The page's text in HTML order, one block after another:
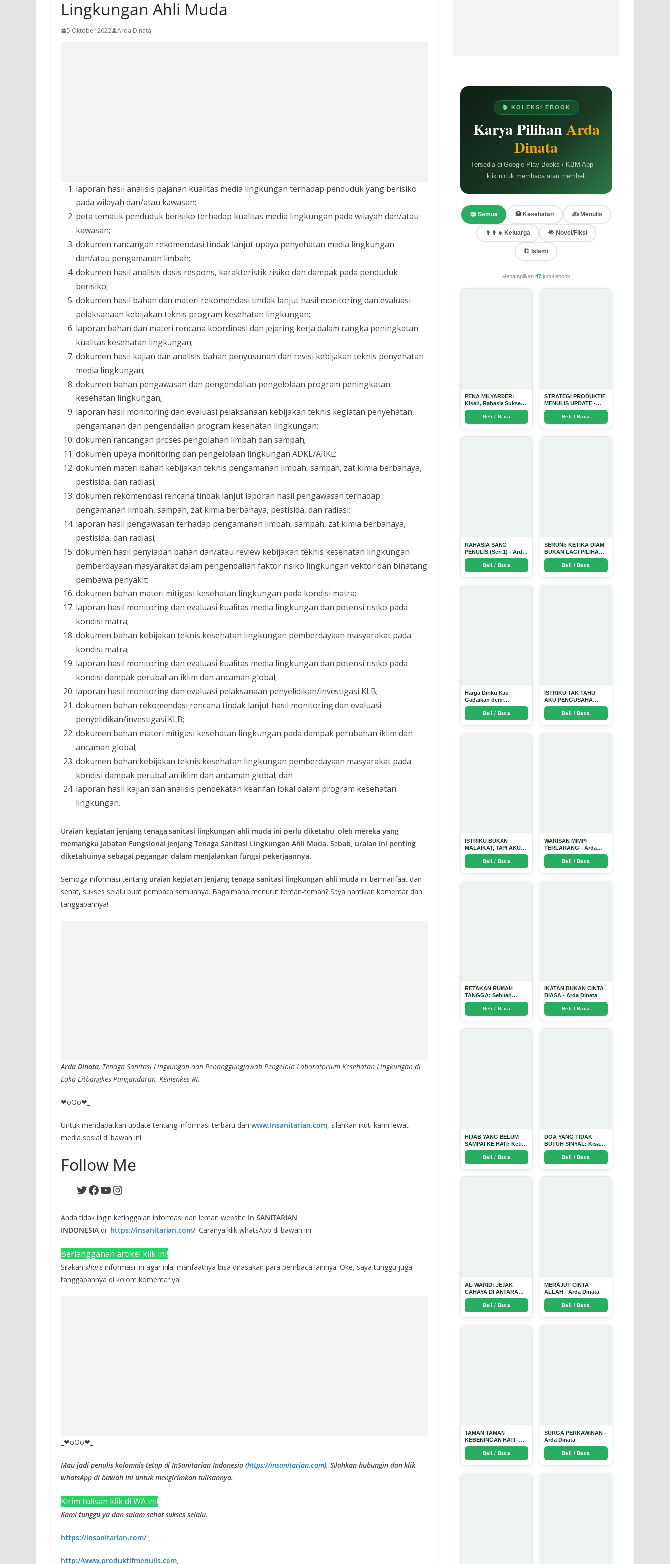
Lingkungan Ahli Muda
5 Oktober 2022 Arda Dinata
laporan hasil analisis pajanan kualitas media lingkungan terhadap penduduk yang berisiko
pada wilayah dan/atau kawasan;
peta tematik penduduk berisiko terhadap kualitas media lingkungan pada wilayah dan/atau
kawasan;
dokumen rancangan rekomendasi tindak lanjut upaya penyehatan media lingkungan
dan/atau pengamanan limbah;
dokumen hasil analisis dosis respons, karakteristik risiko dan dampak pada penduduk
berisiko;
dokumen hasil bahan dan materi rekomendasi tindak lanjut hasil monitoring dan evaluasi
pelaksanaan kebijakan teknis program kesehatan lingkungan;
laporan bahan dan materi rencana koordinasi dan jejaring kerja dalam rangka peningkatan
kualitas kesehatan lingkungan;
dokumen hasil kajian dan analisis bahan penyusunan dan revisi kebijakan teknis penyehatan
media lingkungan;
dokumen bahan pengawasan dan pengendalian pengelolaan program peningkatan
kesehatan lingkungan;
laporan hasil monitoring dan evaluasi pelaksanaan kebijakan teknis kegiatan penyehatan,
pengamanan dan pengendalian program kesehatan lingkungan;
dokumen rancangan proses pengolahan limbah dan sampah;
dokumen upaya monitoring dan pengelolaan lingkungan ADKL/ARKL;
dokumen materi bahan kebijakan teknis pengamanan limbah, sampah, zat kimia berbahaya,
pestisida, dan radiasi;
dokumen rekomendasi rencana tindak lanjut laporan hasil pengawasan terhadap
pengamanan limbah, sampah, zat kimia berbahaya, pestisida, dan radiasi;
laporan hasil pengawasan terhadap pengamanan limbah, sampah, zat kimia berbahaya,
pestisida, dan radiasi;
dokumen hasil penyiapan bahan dan/atau review kebijakan teknis kesehatan lingkungan
pemberdayaan masyarakat dalam pengendalian faktor risiko lingkungan vektor dan binatang
pembawa penyakit;
dokumen bahan materi mitigasi kesehatan lingkungan pada kondisi matra;
laporan hasil monitoring dan evaluasi kualitas media lingkungan dan potensi risiko pada
kondisi matra;
dokumen bahan kebijakan teknis kesehatan lingkungan pemberdayaan masyarakat pada
kondisi matra;
laporan hasil monitoring dan evaluasi kualitas media lingkungan dan potensi risiko pada
kondisi dampak perubahan iklim dan ancaman global;
laporan hasil monitoring dan evaluasi pelaksanaan penyelidikan/investigasi KLB;
dokumen bahan rekomendasi rencana tindak lanjut hasil monitoring dan evaluasi
penyelidikan/investigasi KLB;
dokumen bahan materi mitigasi kesehatan lingkungan pada dampak perubahan iklim dan
ancaman global;
dokumen bahan kebijakan teknis kesehatan lingkungan pemberdayaan masyarakat pada
kondisi dampak perubahan iklim dan ancaman global; dan
laporan hasil kajian dan analisis pendekatan kearifan lokal dalam program kesehatan
lingkungan.
Uraian kegiatan jenjang tenaga sanitasi lingkungan ahli muda ini perlu diketahui oleh mereka yang
memangku Jabatan Fungsional jenjang Tenaga Sanitasi Lingkungan Ahli Muda. Sebab, uraian ini penting
diketahuinya sebagai pegangan dalam menjalankan fungsi pekerjaannya.
Semoga informasi tentang uraian kegiatan jenjang tenaga sanitasi lingkungan ahli muda ini bermanfaat dan
sehat, sukses selalu buat pembaca semuanya. Bagaimana menurut teman-teman? Saya nantikan komentar dan
tanggapannya!
Arda Dinata, Tenaga Sanitasi Lingkungan dan Penanggungjawab Pengelola Laboratorium Kesehatan Lingkungan di
Loka Litbangkes Pangandaran, Kemenkes RI.
❤oOo❤_
Untuk mendapatkan update tentang informasi terbaru dari www.Insanitarian.com, silahkan ikuti kami lewat
media sosial di bawah ini:
Follow Me
Twitter
Facebook
YouTube
Instagram
Anda tidak ingin ketinggalan informasi dari leman website In SANITARIAN
INDONESIA di https://insanitarian.com/! Caranya klik whatsApp di bawah ini:
Berlangganan artikel klik ini!
Silakan share informasi ini agar nilai manfaatnya bisa dirasakan para pembaca lainnya. Oke, saya tunggu juga
tanggapannya di kolom komentar ya!
_❤oOo❤_
Mau jadi penulis kolomnis tetap di InSanitarian Indonesia (https://insanitarian.com). Silahkan hubungin dan klik
whatsApp di bawah ini untuk mengirimkan tulisannya.
Kirim tulisan klik di WA ini!
Kami tunggu ya dan salam sehat sukses selalu.
https://insanitarian.com/,
http://www.produktifmenulis.com,
📚 KOLEKSI EBOOK
Karya PilihanArda
Dinata
Tersedia di Google Play Books / KBM App —
klik untuk membaca atau membeli
📖 Semua 🏥 Kesehatan ✍️ Menulis
👨‍👩‍👧 Keluarga 🌟 Novel/Fiksi
🕌 Islami
Menampilkan 47 judul ebook
PENA MILYARDER:
Kisah, Rahasia Sukses,
dan Panduan Menjadi
Penulis 1 Milyar di KBM
App dari Nol - Arda
Dinata
Beli / Baca
STRATEGI PRODUKTIF
MENULIS UPDATE -
Arda Dinata
Beli / Baca
RAHASIA SANG
PENULIS (Seri 1) - Arda
Dinata
Beli / Baca
SERUNI: KETIKA DIAM
BUKAN LAGI PILIHAN -
Arda Dinata
Beli / Baca
Harga Diriku Kau
Gadaikan demi
Perempuan Itu - Arda
Beli / Baca
ISTRIKU TAK TAHU
AKU PENGUSAHA
EMAS - Arda Dinata
Beli / Baca
ISTRIKU BUKAN
MALAIKAT, TAPI AKU
JUGA TIDAK SUCI -
Arda DinataBeli / Baca
WARISAN MIMPI
TERLARANG - Arda
Dinata
Beli / Baca
RETAKAN RUMAH
TANGGA: Sebuah
Perjalanan Emosional
yang Intim dan
Mendalam - Arda Dinata
Beli / Baca
IKATAN BUKAN CINTA
BIASA - Arda Dinata
Beli / Baca
HIJAB YANG BELUM
SAMPAI KE HATI: Ketika
Cinta Seorang Ustadz
Menjadi Cermin yang
Paling Kejam - Arda
Beli / Baca
DOA YANG TIDAK
BUTUH SINYAL: Kisah
Tiga Jiwa yang Tersesat
di Era AI dan
Menemukan Jalan
Beli / Baca
AL-WARID: JEJAK
CAHAYA DI ANTARA
DUA ZAMAN - Arda
Beli / Baca
MERAJUT CINTA
ALLAH - Arda Dinata
Beli / Baca
TAMAN TAMAN
KEBENINGAN HATI -
Arda Dinata
Beli / Baca
SURGA PERKAWINAN -
Arda Dinata
Beli / Baca